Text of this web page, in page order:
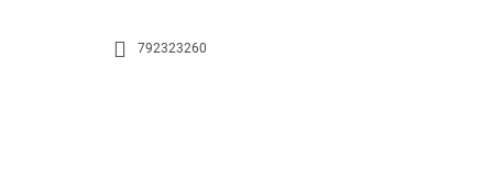
792323260